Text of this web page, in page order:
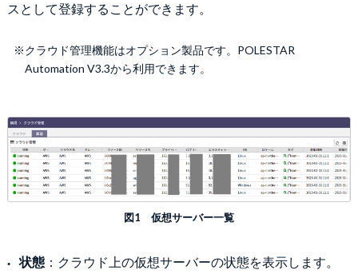
スとして登録することができます。
※クラウド管理機能はオプション製品です。POLESTAR
Automation V3.3から利用できます。
図1 仮想サーバー一覧
状態：クラウド上の仮想サーバーの状態を表示します。